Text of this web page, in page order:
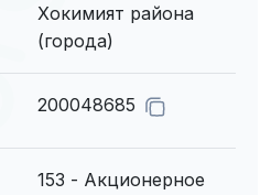
Хокимият района
(города)
200048685
153 - Акционерное